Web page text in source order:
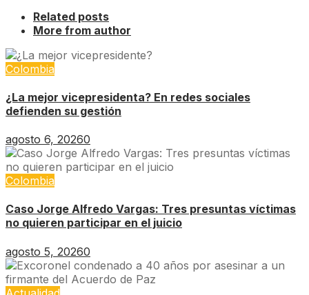
Related posts
More from author
Colombia
¿La mejor vicepresidenta? En redes sociales
defienden su gestión
agosto 6, 20260
Colombia
Caso Jorge Alfredo Vargas: Tres presuntas víctimas
no quieren participar en el juicio
agosto 5, 20260